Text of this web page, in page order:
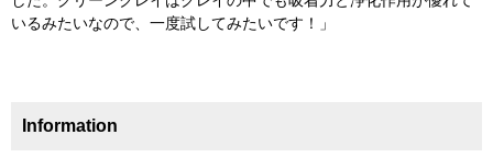
いるみたいなので、一度試してみたいです！」
Information